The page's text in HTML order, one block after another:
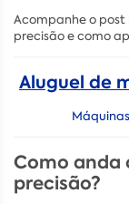
Acompanhe o
precisão e como
Aluguel de
Como anda
precisão?